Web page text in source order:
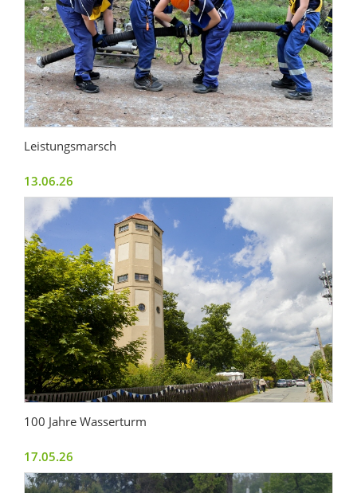
Leistungsmarsch
13.06.26
100 Jahre Wasserturm
17.05.26